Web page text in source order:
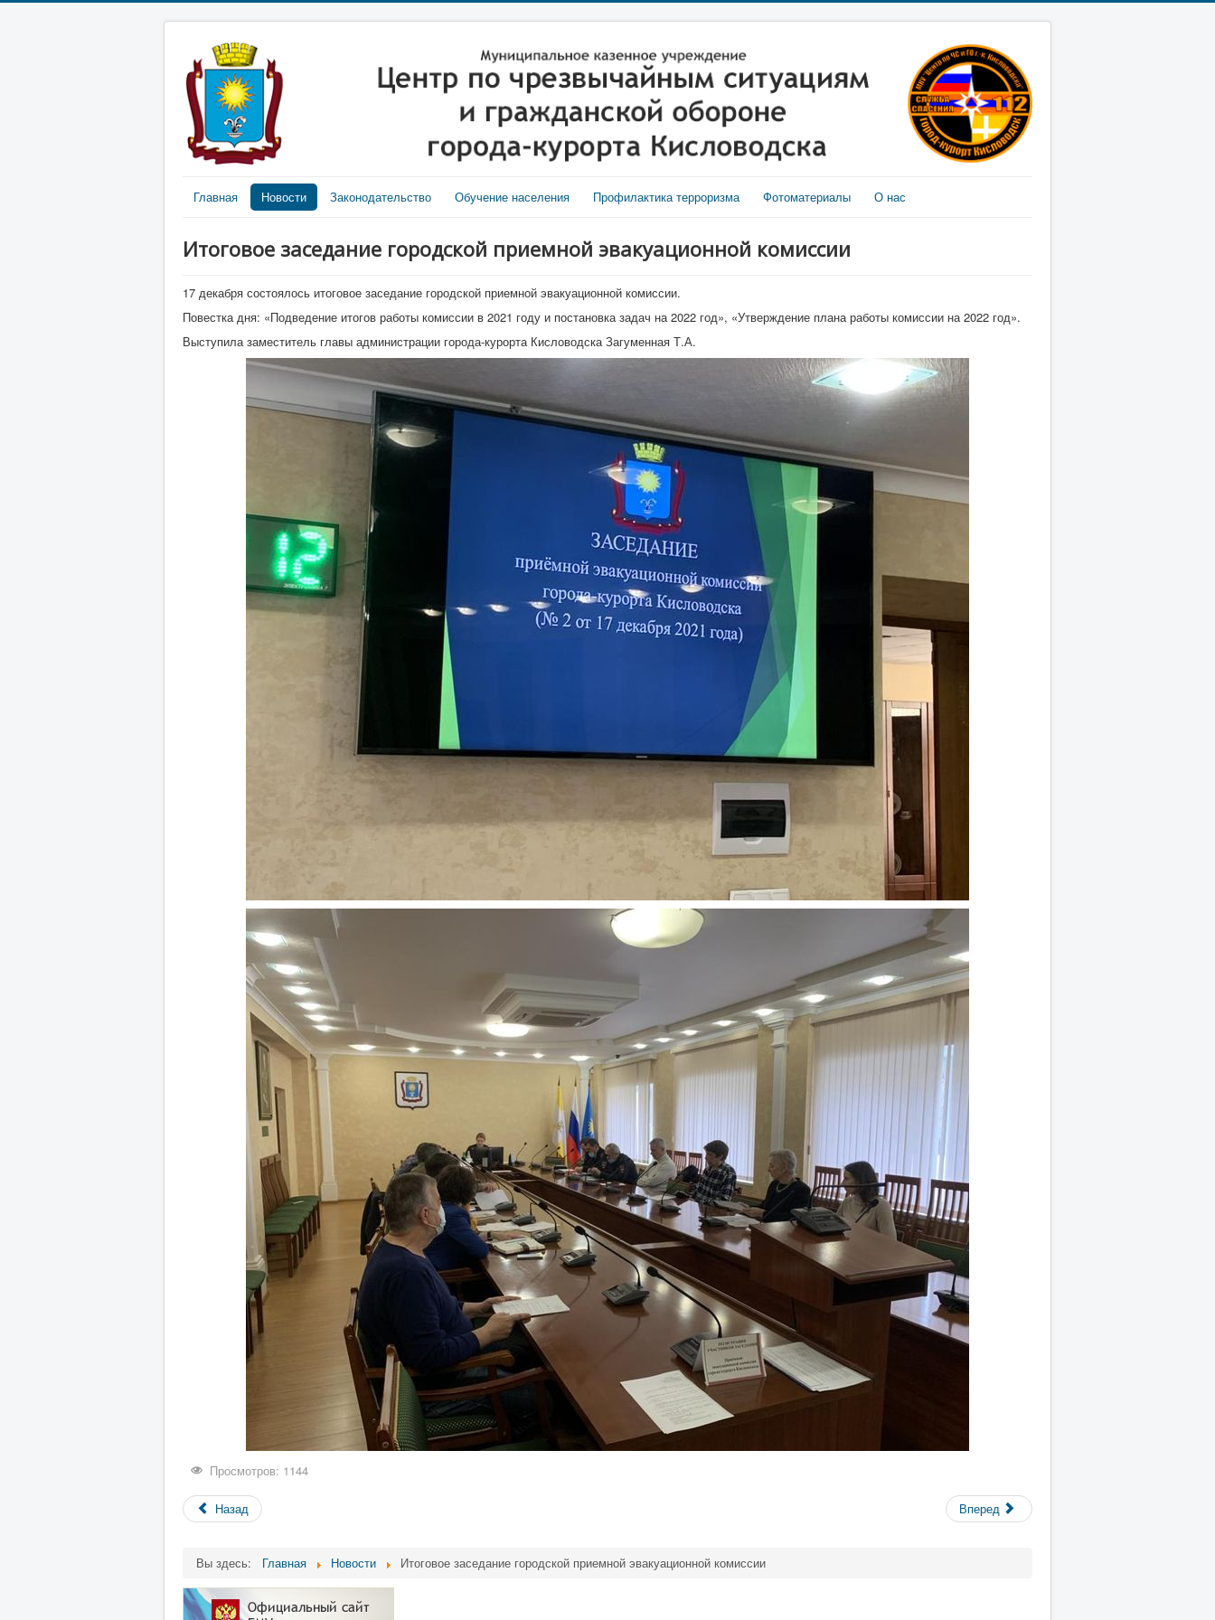
Главная Новости Законодательство Обучение населения Профилактика терроризма Фотоматериалы О нас
Итоговое заседание городской приемной эвакуационной комиссии
17 декабря состоялось итоговое заседание городской приемной эвакуационной комиссии.
Повестка дня: «Подведение итогов работы комиссии в 2021 году и постановка задач на 2022 год», «Утверждение плана работы комиссии на 2022 год».
Выступила заместитель главы администрации города-курорта Кисловодска Загуменная Т.А.
Просмотров: 1144
Назад Вперед
Вы здесь: Главная Новости Итоговое заседание городской приемной эвакуационной комиссии